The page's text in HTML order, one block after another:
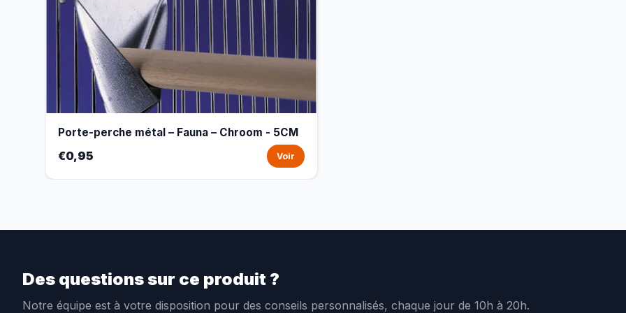
Porte-perche métal – Fauna – Chroom - 5CM
€0,95 Voir
Des questions sur ce produit ?
Notre équipe est à votre disposition pour des conseils personnalisés, chaque jour de 10h à 20h.